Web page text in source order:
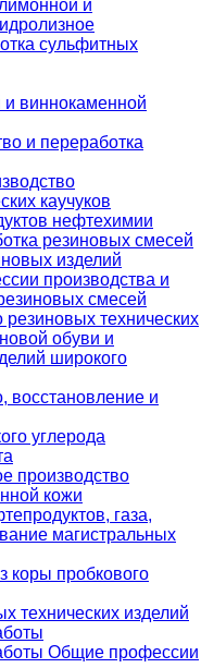
и
сульфитных
виннокаменной
и переработка
каучуков
нефтехимии
резиновых смесей
изделий
производства и
смесей
резиновых технических
обуви и
широкого
восстановление и
углерода
производство
кожи
газа,
магистральных
коры пробкового
технических изделий
Общие профессии